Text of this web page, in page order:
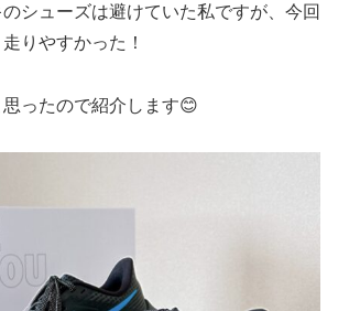
シューズは避けていた私ですが、今回
りやすかった！
ったので紹介します😊